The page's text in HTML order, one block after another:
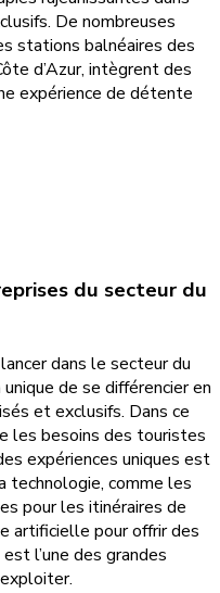
De nombreuses
stations balnéaires des
d’Azur, intègrent des
expérience de détente
du secteur du
dans le secteur du
de se différencier en
et exclusifs. Dans ce
les besoins des touristes
expériences uniques est
technologie, comme les
pour les itinéraires de
artificielle pour offrir des
l’une des grandes